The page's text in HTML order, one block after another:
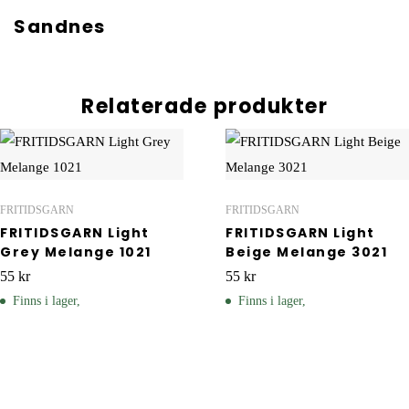
Sandnes
Relaterade produkter
FRITIDSGARN
FRITIDSGARN Light
Grey Melange 1021
55 kr
Finns i lager,
FRITIDSGARN
FRITIDSGARN Light
Beige Melange 3021
55 kr
Finns i lager,